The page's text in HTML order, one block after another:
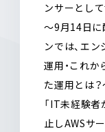
ンサーとし
～9月14日に
ンでは、エ
運用・これ
た運用とは
「IT未経験
止しAWSサ